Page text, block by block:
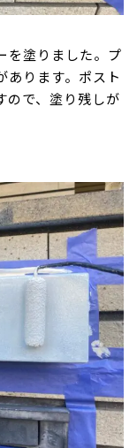
を塗りました。プ
あります。ポスト
ので、塗り残しが